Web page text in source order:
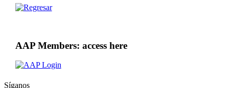
AAP Members: access here
Síganos